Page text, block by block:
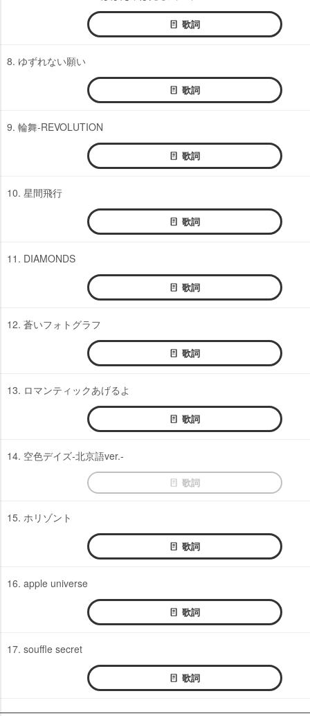
歌詞
8. ゆずれない願い
歌詞
9. 輪舞-REVOLUTION
歌詞
10. 星間飛行
歌詞
11. DIAMONDS
歌詞
12. 蒼いフォトグラフ
歌詞
13. ロマンティックあげるよ
歌詞
14. 空色デイズ-北京語ver.-
歌詞
15. ホリゾント
歌詞
16. apple universe
歌詞
17. souffle secret
歌詞